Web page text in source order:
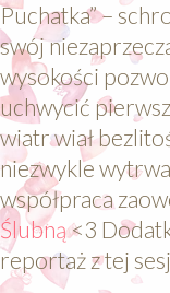
Puchatka” –
swój
wysokości
uchwycić
wiatr wiał
niezwykle
współpraca
Ślubną<3
reportaż z tej